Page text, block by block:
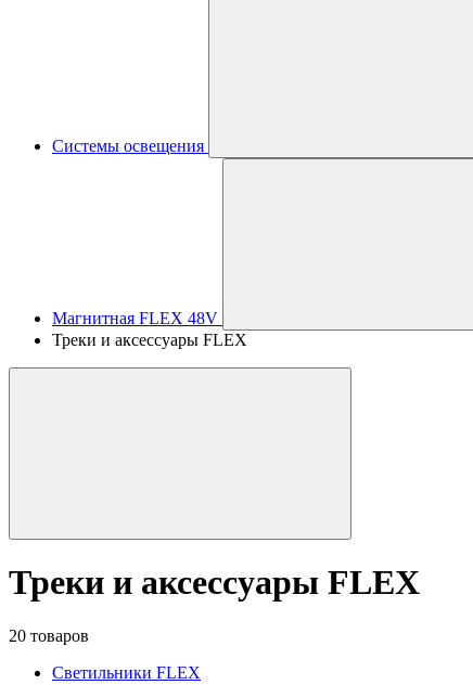
Системы освещения
Магнитная FLEX 48V
Треки и аксессуары FLEX
Треки и аксессуары FLEX
20 товаров
Светильники FLEX